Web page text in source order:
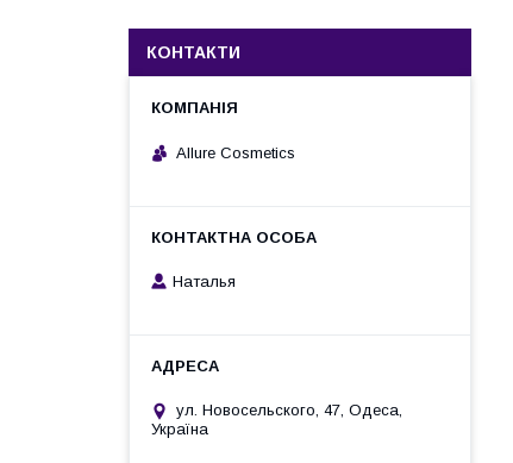
КОНТАКТИ
Allure Cosmetics
Наталья
ул. Новосельского, 47, Одеса,
Україна